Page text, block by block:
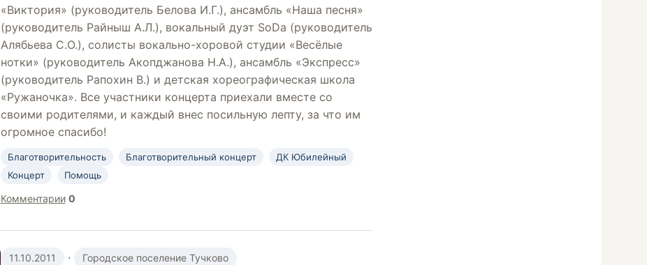
«Виктория» (руководитель Белова И.Г.), ансамбль «Наша песня»
(руководитель Райныш А.Л.), вокальный дуэт SoDa (руководитель
Алябьева С.О.), солисты вокально-хоровой студии «Весёлые
нотки» (руководитель Акопджанова Н.А.), ансамбль «Экспресс»
(руководитель Рапохин В.) и детская хореографическая школа
«Ружаночка». Все участники концерта приехали вместе со
своими родителями, и каждый внес посильную лепту, за что им
огромное спасибо!
Благотворительность Благотворительный концерт
ДК Юбилейный
Концерт
Помощь
Комментарии 0
11.10.2011 · Городское поселение Тучково